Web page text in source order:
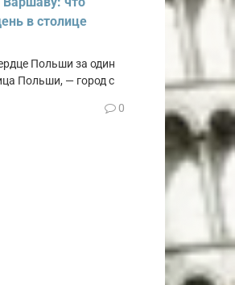
в столице
Польши за один
Польши, — город с
0